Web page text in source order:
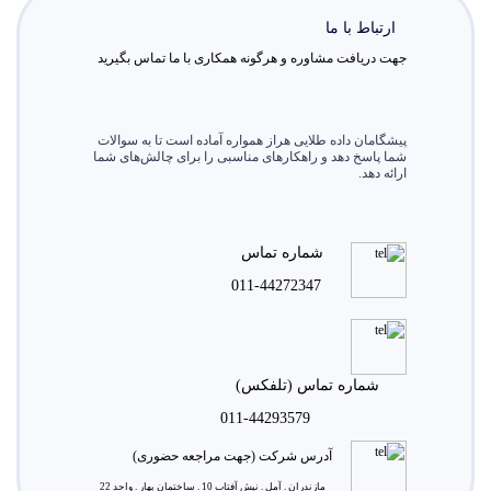
ارتباط با ما
جهت دریافت مشاوره و هرگونه همکاری با ما تماس بگیرید
پیشگامان داده طلایی هراز همواره آماده است تا به سوالات
شما پاسخ دهد و راهکارهای مناسبی را برای چالش‌های شما
ارائه دهد.
شماره تماس
011-44272347
شماره تماس (تلفکس)
011-44293579
آدرس شرکت (جهت مراجعه حضوری)
مازندران . آمل . نبش آفتاب 10 . ساختمان بهار . واحد 22